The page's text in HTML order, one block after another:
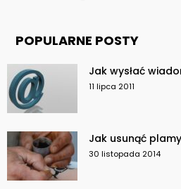
POPULARNE POSTY
Jak wysłać
11 lipca 2011
Jak usunąć
30 listopada 2014